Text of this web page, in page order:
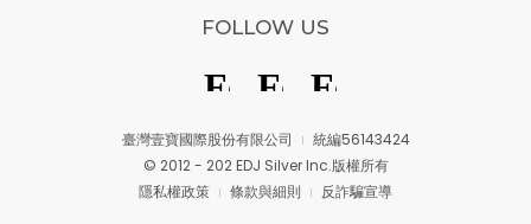
臺灣壹寶國際股份有限公司
統編56143424
© 2012 - 202 EDJ Silver Inc.版權所有
隱私權政策
條款與細則 反詐騙宣導
FOLLOW US